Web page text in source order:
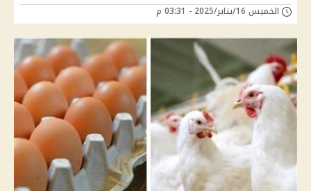
الخميس 16/يناير/2025 - 03:31 م